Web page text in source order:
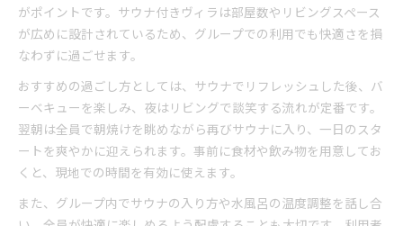
がポイントです。サウナ付きヴィラは部屋数やリビングスペース
が広めに設計されているため、グループでの利用でも快適さを損
なわずに過ごせます。
おすすめの過ごし方としては、サウナでリフレッシュした後、バ
ーベキューを楽しみ、夜はリビングで談笑する流れが定番です。
翌朝は全員で朝焼けを眺めながら再びサウナに入り、一日のスタ
ートを爽やかに迎えられます。事前に食材や飲み物を用意してお
くと、現地での時間を有効に使えます。
また、グループ内でサウナの入り方や水風呂の温度調整を話し合